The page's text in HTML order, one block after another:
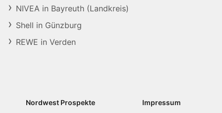
NIVEA in Bayreuth (Landkreis)
Shell in Günzburg
REWE in Verden
Nordwest Prospekte Impressum